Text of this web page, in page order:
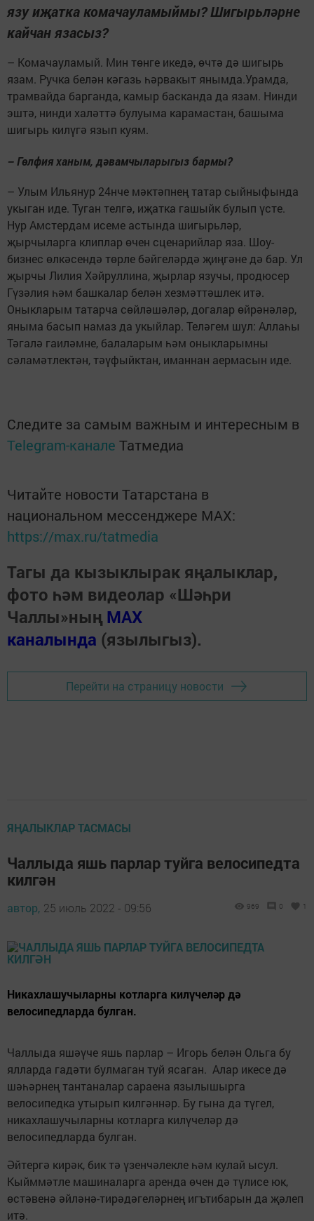
язу иҗатка комачауламыймы? Шигырьләрне
кайчан язасыз?
– Комачауламый. Мин төнге икедә, өчтә дә шигырь
язам. Ручка белән кәгазь һәрвакыт янымда.Урамда,
трамвайда барганда, камыр басканда да язам. Нинди
эштә, нинди халәттә булуыма карамастан, башыма
шигырь килүгә язып куям.
– Гөлфия ханым, дәвамчыларыгыз бармы?
– Улым Ильянур 24нче мәктәпнең татар сыйныфында
укыган иде. Туган телгә, иҗатка гашыйк булып үсте.
Нур Амстердам исеме астында шигырьләр,
җырчыларга клиплар өчен сценарийлар яза. Шоу-
бизнес өлкәсендә төрле бәйгеләрдә җиңгәне дә бар. Ул
җырчы Лилия Хәйруллина, җырлар язучы, продюсер
Гүзәлия һәм башкалар белән хезмәттәшлек итә.
Оныкларым татарча сөйләшәләр, догалар өйрәнәләр,
яныма басып намаз да укыйлар. Теләгем шул: Аллаһы
Тәгалә гаиләмне, балаларым һәм оныкларымны
сәламәтлектән, тәүфыйктан, иманнан аермасын иде.
Следите за самым важным и интересным в
Telegram-канале Татмедиа
Читайте новости Татарстана в
национальном мессенджере MАХ:
https://max.ru/tatmedia
Тагы да кызыклырак яңалыклар,
фото һәм видеолар «Шәһри
Чаллы»ның MAX
каналында (язылыгыз).
Перейти на страницу новости
ЯҢАЛЫКЛАР ТАСМАСЫ
Чаллыда яшь парлар туйга велосипедта
килгән
автор, 25 июль 2022 - 09:56 969 0 1
Никахлашучыларны котларга килүчеләр дә
велосипедларда булган.
Чаллыда яшәүче яшь парлар – Игорь белән Ольга бу
ялларда гадәти булмаган туй ясаган. Алар икесе дә
шәһәрнең тантаналар сараена язылышырга
велосипедка утырып килгәннәр. Бу гына да түгел,
никахлашучыларны котларга килүчеләр дә
велосипедларда булган.
Әйтергә кирәк, бик тә үзенчәлекле һәм кулай ысул.
Кыйммәтле машиналарга аренда өчен дә түлисе юк,
өстәвенә әйләнә-тирәдәгеләрнең игътибарын да җәлеп
итә.